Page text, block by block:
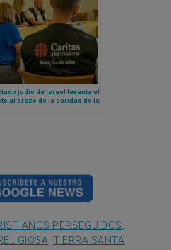
judío de Israel levanta el
al brazo de la caridad de la
PERSEGUIDOS
TIERRA SANTA